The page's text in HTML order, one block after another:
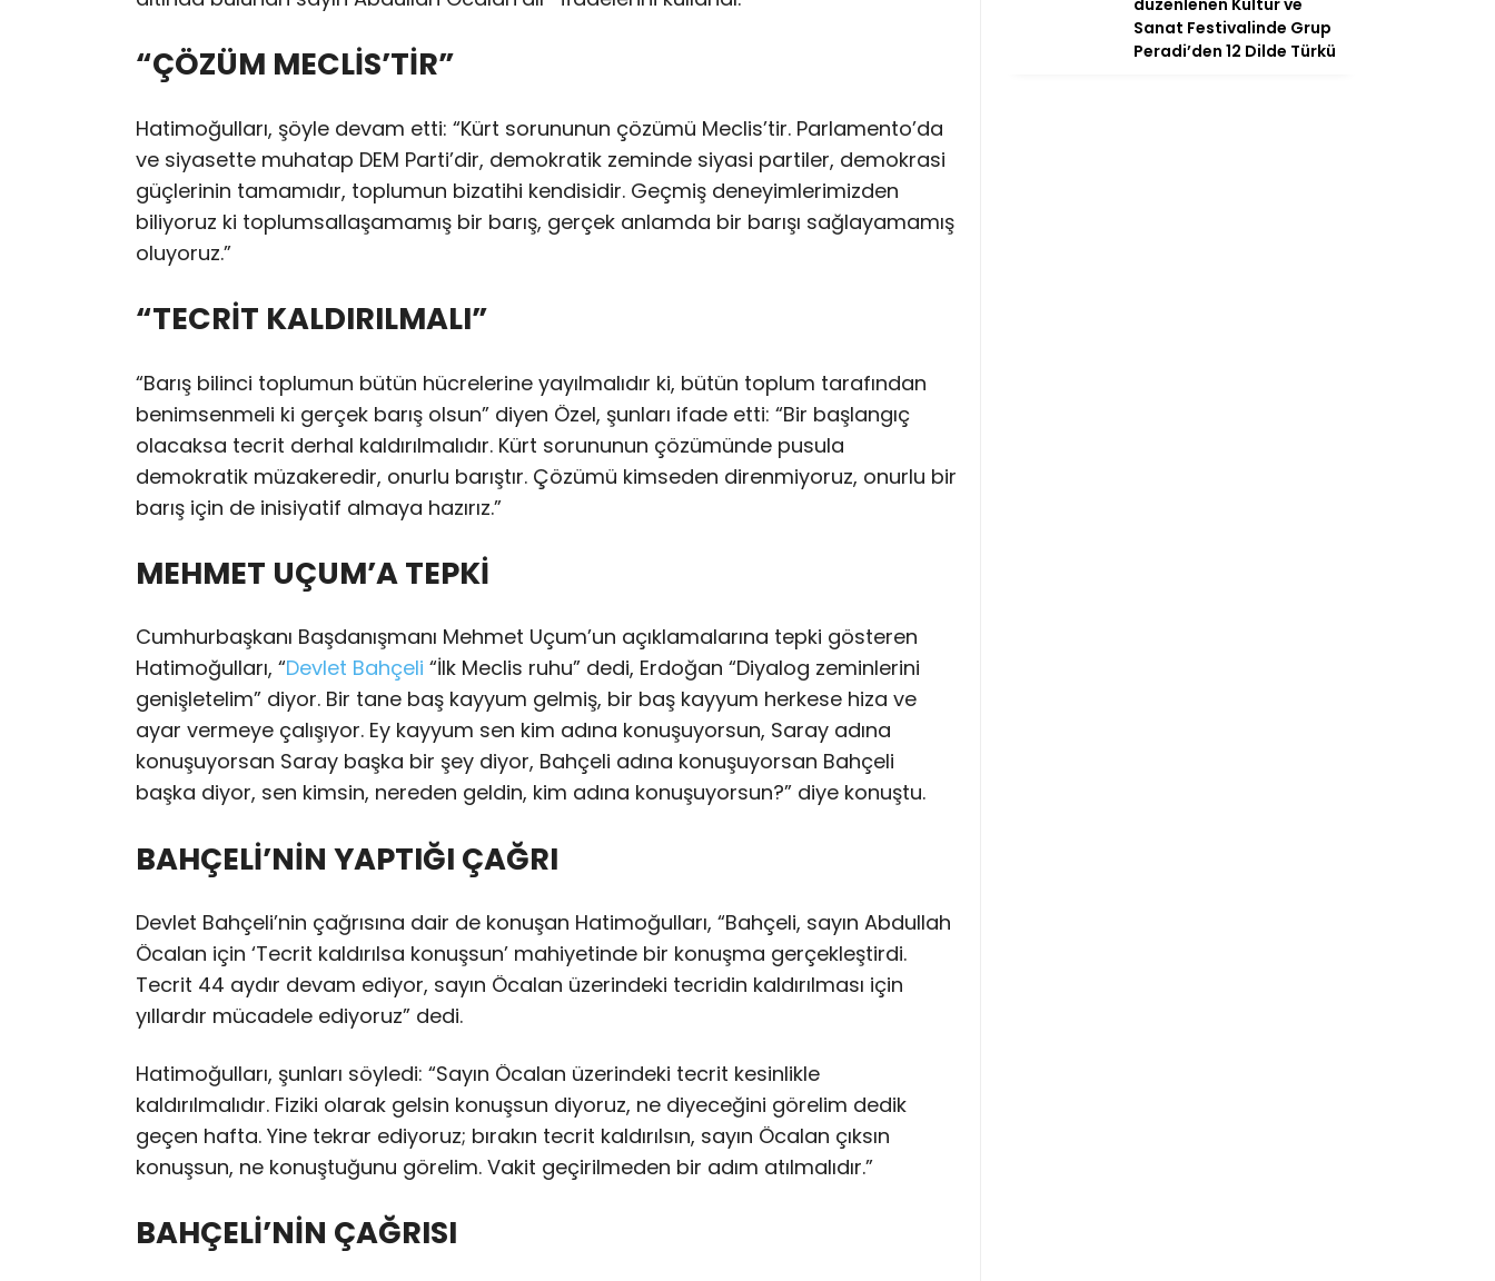
“ÇÖZÜM MECLİS’TİR”
Hatimoğulları, şöyle devam etti: “Kürt sorununun çözümü Meclis’tir. Parlamento’da
ve siyasette muhatap DEM Parti’dir, demokratik zeminde siyasi partiler, demokrasi
güçlerinin tamamıdır, toplumun bizatihi kendisidir. Geçmiş deneyimlerimizden
biliyoruz ki toplumsallaşamamış bir barış, gerçek anlamda bir barışı sağlayamamış
oluyoruz.”
“TECRİT KALDIRILMALI”
“Barış bilinci toplumun bütün hücrelerine yayılmalıdır ki, bütün toplum tarafından
benimsenmeli ki gerçek barış olsun” diyen Özel, şunları ifade etti: “Bir başlangıç
olacaksa tecrit derhal kaldırılmalıdır. Kürt sorununun çözümünde pusula
demokratik müzakeredir, onurlu barıştır. Çözümü kimseden direnmiyoruz, onurlu bir
barış için de inisiyatif almaya hazırız.”
MEHMET UÇUM’A TEPKİ
Cumhurbaşkanı Başdanışmanı Mehmet Uçum’un açıklamalarına tepki gösteren
Hatimoğulları, “Devlet Bahçeli “İlk Meclis ruhu” dedi, Erdoğan “Diyalog zeminlerini
genişletelim” diyor. Bir tane baş kayyum gelmiş, bir baş kayyum herkese hiza ve
ayar vermeye çalışıyor. Ey kayyum sen kim adına konuşuyorsun, Saray adına
konuşuyorsan Saray başka bir şey diyor, Bahçeli adına konuşuyorsan Bahçeli
başka diyor, sen kimsin, nereden geldin, kim adına konuşuyorsun?” diye konuştu.
BAHÇELİ’NİN YAPTIĞI ÇAĞRI
Devlet Bahçeli’nin çağrısına dair de konuşan Hatimoğulları, “Bahçeli, sayın Abdullah
Öcalan için ‘Tecrit kaldırılsa konuşsun’ mahiyetinde bir konuşma gerçekleştirdi.
Tecrit 44 aydır devam ediyor, sayın Öcalan üzerindeki tecridin kaldırılması için
yıllardır mücadele ediyoruz” dedi.
Hatimoğulları, şunları söyledi: “Sayın Öcalan üzerindeki tecrit kesinlikle
kaldırılmalıdır. Fiziki olarak gelsin konuşsun diyoruz, ne diyeceğini görelim dedik
geçen hafta. Yine tekrar ediyoruz; bırakın tecrit kaldırılsın, sayın Öcalan çıksın
konuşsun, ne konuştuğunu görelim. Vakit geçirilmeden bir adım atılmalıdır.”
BAHÇELİ’NİN ÇAĞRISI
düzenlenen Kültür ve
Sanat Festivalinde Grup
Peradi’den 12 Dilde Türkü